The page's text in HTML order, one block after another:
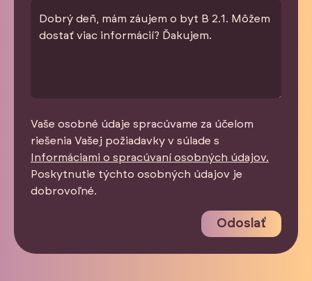
Vaše osobné údaje spracúvame za účelom
riešenia Vašej požiadavky v súlade s
Informáciami o spracúvaní osobných údajov.
Poskytnutie týchto osobných údajov je
dobrovoľné.
Odoslať